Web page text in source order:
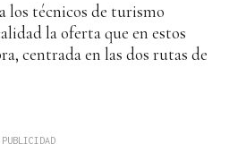
los técnicos de turismo
la oferta que en estos
centrada en las dos rutas de